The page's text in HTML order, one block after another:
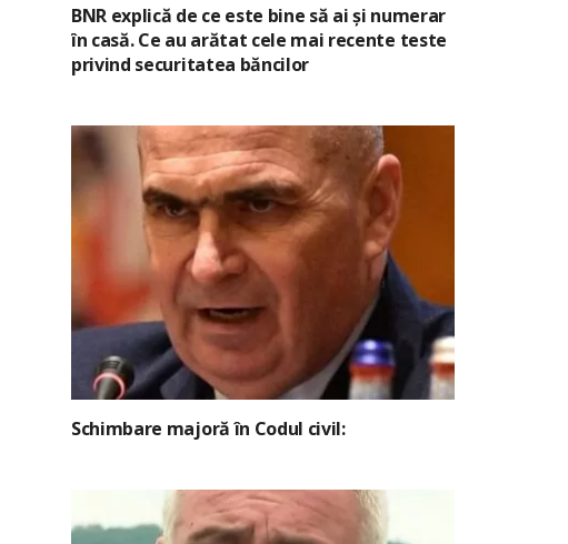
BNR explică de ce este bine să ai și numerar
în casă. Ce au arătat cele mai recente teste
privind securitatea băncilor
Schimbare majoră în Codul civil: